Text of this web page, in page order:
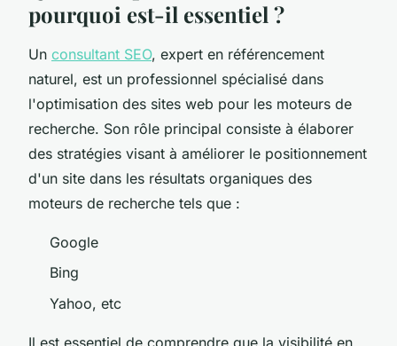
pourquoi est-il essentiel ?
Un consultant SEO, expert en référencement
naturel, est un professionnel spécialisé dans
l'optimisation des sites web pour les moteurs de
recherche. Son rôle principal consiste à élaborer
des stratégies visant à améliorer le positionnement
d'un site dans les résultats organiques des
moteurs de recherche tels que :
Google
Bing
Yahoo, etc
Il est essentiel de comprendre que la visibilité en